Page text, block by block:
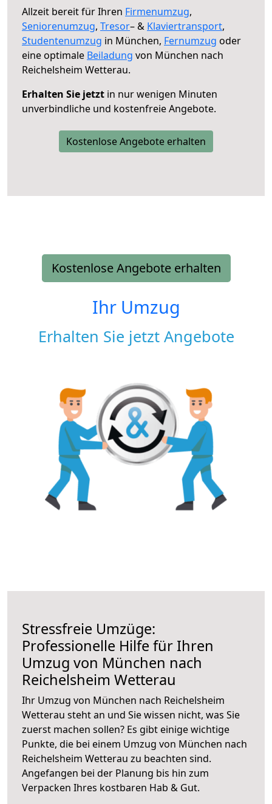
Allzeit bereit für Ihren Firmenumzug,
Seniorenumzug, Tresor– & Klaviertransport,
Studentenumzug in München, Fernumzug oder
eine optimale Beiladung von München nach
Reichelsheim Wetterau.
Erhalten Sie jetzt in nur wenigen Minuten
unverbindliche und kostenfreie Angebote.
Kostenlose Angebote erhalten
Kostenlose Angebote erhalten
Ihr Umzug
Erhalten Sie jetzt Angebote
Stressfreie Umzüge:
Professionelle Hilfe für Ihren
Umzug von München nach
Reichelsheim Wetterau
Ihr Umzug von München nach Reichelsheim
Wetterau steht an und Sie wissen nicht, was Sie
zuerst machen sollen? Es gibt einige wichtige
Punkte, die bei einem Umzug von München nach
Reichelsheim Wetterau zu beachten sind.
Angefangen bei der Planung bis hin zum
Verpacken Ihres kostbaren Hab & Gut.